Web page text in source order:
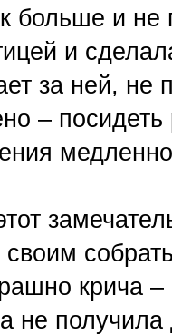
больше и не
и
за ней,
–
крича
не